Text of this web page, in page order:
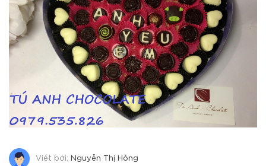
Viết bởi: Nguyễn Thị Hồng